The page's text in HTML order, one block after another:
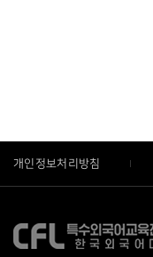
개인정보처리방침